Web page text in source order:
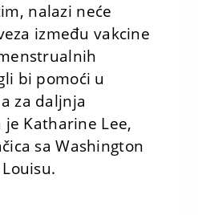
nalazi neće
između vakcine
bi pomoći u
za daljnja
Katharine Lee,
sa Washington